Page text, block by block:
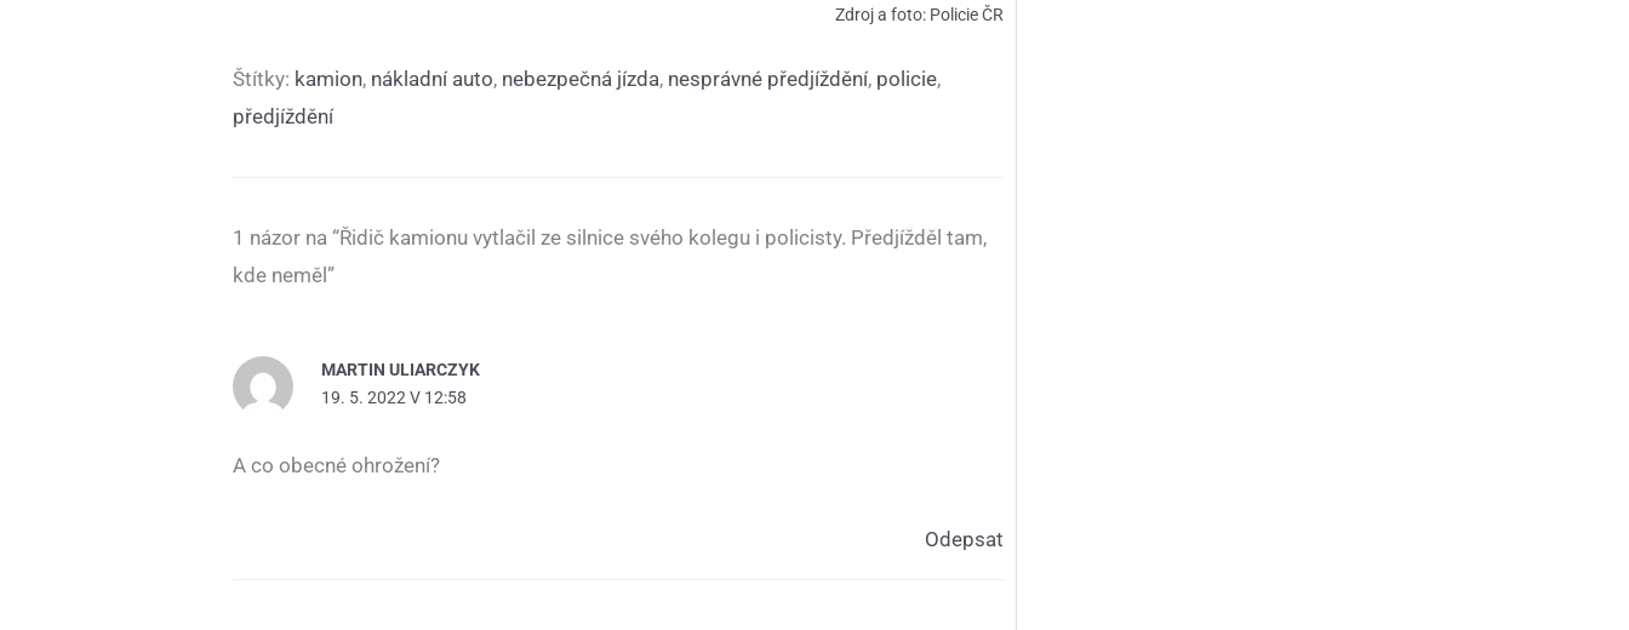
Zdroj a foto: Policie ČR
Štítky: kamion, nákladní auto, nebezpečná jízda, nesprávné předjíždění, policie,
předjíždění
1 názor na “Řidič kamionu vytlačil ze silnice svého kolegu i policisty. Předjížděl tam,
kde neměl”
MARTIN ULIARCZYK
19. 5. 2022 V 12:58
A co obecné ohrožení?
Odepsat